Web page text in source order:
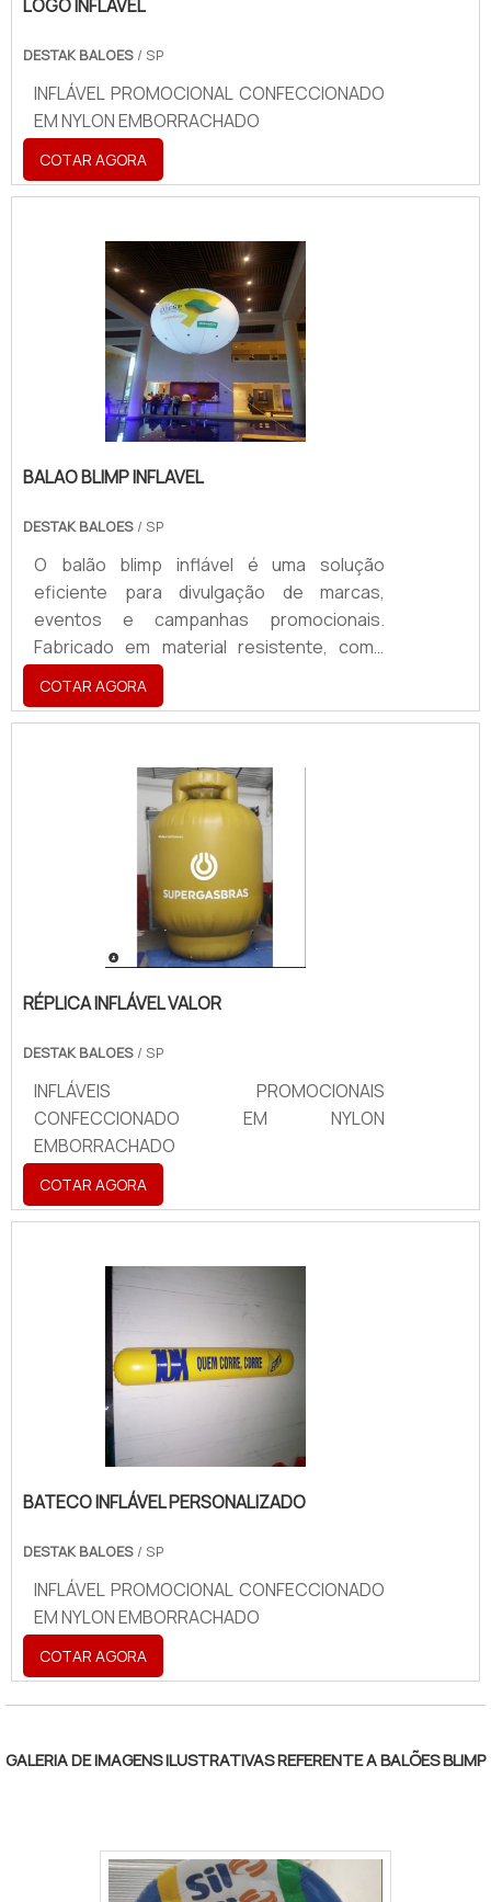
LOGO INFLÁVEL
DESTAK BALOES / SP
INFLÁVEL PROMOCIONAL CONFECCIONADO
EM NYLON EMBORRACHADO
COTAR AGORA
BALAO BLIMP INFLAVEL
DESTAK BALOES / SP
O balão blimp inflável é uma solução
eficiente para divulgação de marcas,
eventos e campanhas promocionais.
Fabricado em material resistente, como
PVC ou nylon reforçado, pode ser utilizado
em ambientes internos e externos,
suportando diferentes condições
destaca-se em feiras, inaugurações e
ações publicitárias, atraindo a atenção de
um amplo público. Personalizável em cores,
formatos e logotipos, oferece alta
durabilidade e fácil instalação. Além disso,
sua leveza permite transporte prático e
reutilização em diversas ocasiões,
tornando-se uma alternativa econômica e
impactante para estratégias de marketing
COTAR AGORA
RÉPLICA INFLÁVEL VALOR
DESTAK BALOES / SP
INFLÁVEIS PROMOCIONAIS
CONFECCIONADO EM NYLON
EMBORRACHADO
COTAR AGORA
BATECO INFLÁVEL PERSONALIZADO
DESTAK BALOES / SP
INFLÁVEL PROMOCIONAL CONFECCIONADO
EM NYLON EMBORRACHADO
COTAR AGORA
GALERIA DE IMAGENS ILUSTRATIVAS REFERENTE A BALÕES BLIMP